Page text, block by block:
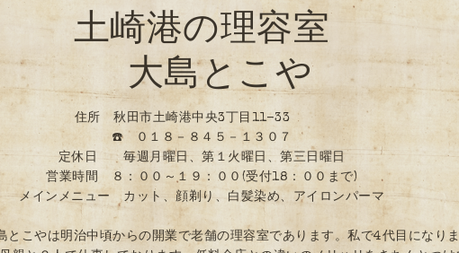
土崎港の理容室
大島とこや
住所 秋田市土崎港中央3丁目11-33
☎️ ０１８－８４５－１３０７
定休日 毎週月曜日、第１火曜日、第三日曜日
営業時間 ８：００～１９：００(受付18：００まで)
メインメニュー カット、顔剃り、白髪染め、アイロンパーマ
とこやは明治中頃からの開業で老舗の理容室であります。私で4代目になりま